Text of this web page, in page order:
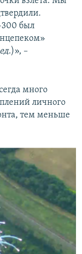
300 был
)», –
много
личного
тем меньше